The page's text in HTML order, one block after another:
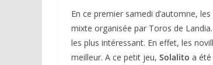
En ce premier samedi d’automne,
mixte organisée par Toros de
les plus intéressant. En effet, les
meilleur. A ce petit jeu, Solalito a été